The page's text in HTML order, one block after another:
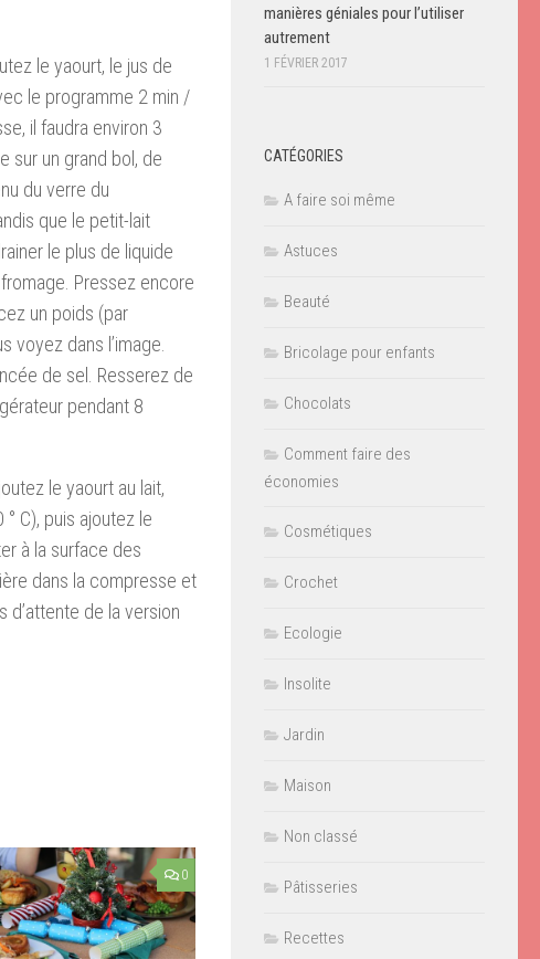
le yaourt, le jus de
le programme 2 min /
il faudra environ 3
sur un grand bol, de
du verre du
que le petit-lait
le plus de liquide
Pressez encore
un poids (par
voyez dans l’image.
de sel. Resserez de
pendant 8
le yaourt au lait,
C), puis ajoutez le
à la surface des
dans la compresse et
d’attente de la version
0
manières géniales pour l’utiliser
autrement
1 FÉVRIER 2017
CATÉGORIES
A faire soi même
Astuces
Beauté
Bricolage pour enfants
Chocolats
Comment faire des
économies
Cosmétiques
Crochet
Ecologie
Insolite
Jardin
Maison
Non classé
Pâtisseries
Recettes